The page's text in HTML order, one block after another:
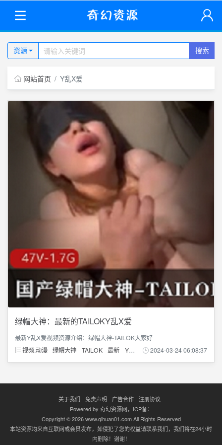
资源 搜索
网站首页 Y乱X爱
绿帽大神：最新的TAILOKY乱X爱
最新Y乱X爱视频资源介绍：绿帽大神-TAILOK大家好
视频.动漫 绿帽大神 TAILOK 最新 Y乱X爱 2024-03-24 06:08:37
关于我们 免责声明 广告合作
注册协议
Powered by 奇幻资源网，ICP备：
Copyright © 2026 www.qihuan01.com All Rights Reserved
本站资源均来自互联网或会员发布，如侵犯了您的权益请联系我们，我们将在24小时
内删除！谢谢！